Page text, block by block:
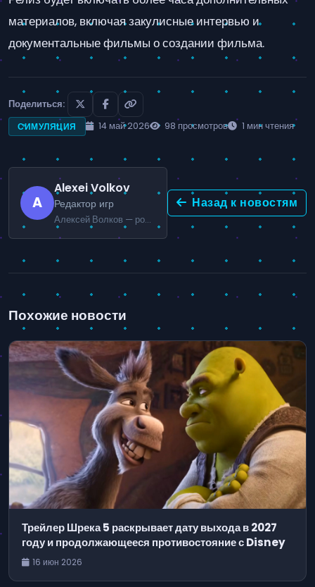
материалов, включая закулисные интервью и
документальные фильмы о создании фильма.
Поделиться:
СИМУЛЯЦИЯ
14 май 2026 98 просмотров 1 мин чтения
A
Alexei Volkov
Редактор игр
Алексей Волков — российский игровой журналист, специализирующийся на экшн и мультиплеер-играх.
Назад к новостям
Похожие новости
Трейлер Шрека 5 раскрывает дату выхода в 2027
году и продолжающееся противостояние с Disney
16 июн 2026